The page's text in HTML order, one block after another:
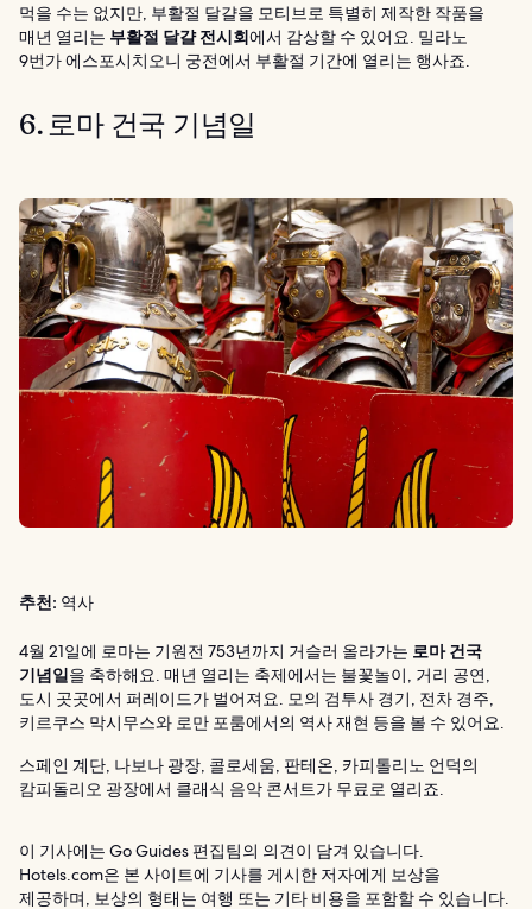
먹을 수는 없지만, 부활절 달걀을 모티브로 특별히 제작한 작품을
매년 열리는 부활절 달걀 전시회에서 감상할 수 있어요. 밀라노
9번가 에스포시치오니 궁전에서 부활절 기간에 열리는 행사죠.
6. 로마 건국 기념일
추천: 역사
4월 21일에 로마는 기원전 753년까지 거슬러 올라가는 로마 건국
기념일을 축하해요. 매년 열리는 축제에서는 불꽃놀이, 거리 공연,
도시 곳곳에서 퍼레이드가 벌어져요. 모의 검투사 경기, 전차 경주,
키르쿠스 막시무스와 로만 포룸에서의 역사 재현 등을 볼 수 있어요.
스페인 계단, 나보나 광장, 콜로세움, 판테온, 카피톨리노 언덕의
캄피돌리오 광장에서 클래식 음악 콘서트가 무료로 열리죠.
이 기사에는 Go Guides 편집팀의 의견이 담겨 있습니다.
Hotels.com은 본 사이트에 기사를 게시한 저자에게 보상을
제공하며, 보상의 형태는 여행 또는 기타 비용을 포함할 수 있습니다.